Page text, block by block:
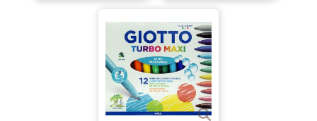
Martina M.